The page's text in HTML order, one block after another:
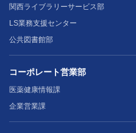
関西ライブラリーサービス部
LS業務支援センター
公共図書館部
コーポレート営業部
医薬健康情報課
企業営業課